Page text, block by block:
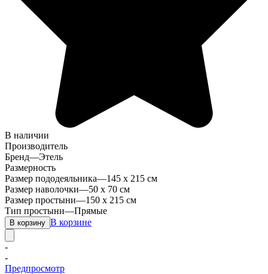
В наличии
Производитель
Бренд—Этель
Размерность
Размер пододеяльника—145 х 215 см
Размер наволочки—50 х 70 см
Размер простыни—150 х 215 см
Тип простыни—Прямые
В корзину В корзине
-
-
Предпросмотр